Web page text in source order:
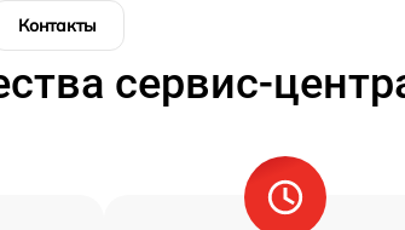
Контакты
сервис-